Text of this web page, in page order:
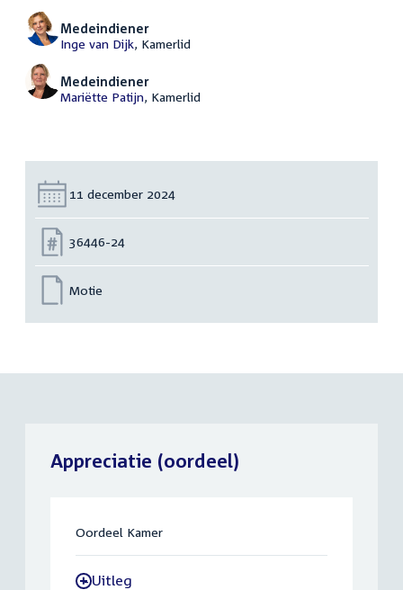
Medeindiener
Inge van Dijk, Kamerlid
Medeindiener
Mariëtte Patijn, Kamerlid
Datum:
11 december 2024
Nummer:
36446-24
Motie
Appreciatie (oordeel)
Oordeel Kamer
-Uitleg